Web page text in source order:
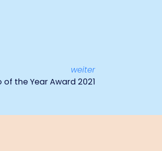
weiter
the Year Award 2021